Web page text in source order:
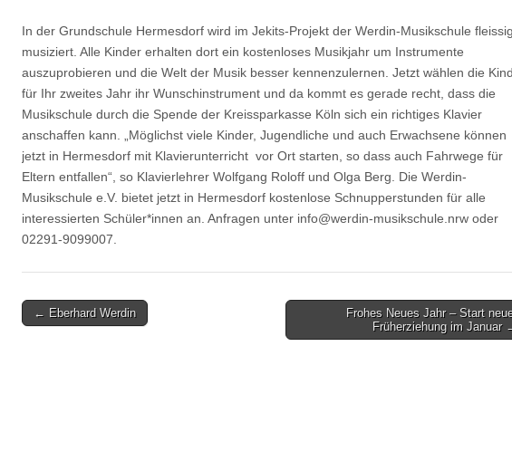
In der Grundschule Hermesdorf wird im Jekits-Projekt der Werdin-Musikschule fleissig
musiziert. Alle Kinder erhalten dort ein kostenloses Musikjahr um Instrumente
auszuprobieren und die Welt der Musik besser kennenzulernen. Jetzt wählen die
für Ihr zweites Jahr ihr Wunschinstrument und da kommt es gerade recht, dass die
Musikschule durch die Spende der Kreissparkasse Köln sich ein richtiges Klavier
anschaffen kann. „Möglichst viele Kinder, Jugendliche und auch Erwachsene können
jetzt in Hermesdorf mit Klavierunterricht vor Ort starten, so dass auch Fahrwege für
Eltern entfallen“, so Klavierlehrer Wolfgang Roloff und Olga Berg. Die Werdin-
Musikschule e.V. bietet jetzt in Hermesdorf kostenlose Schnupperstunden für alle
interessierten Schüler*innen an. Anfragen unter info@werdin-musikschule.nrw oder
02291-9099007.
Post
← Eberhard Werdin
Frohes Neues Jahr – Start
Früherziehung im Januar